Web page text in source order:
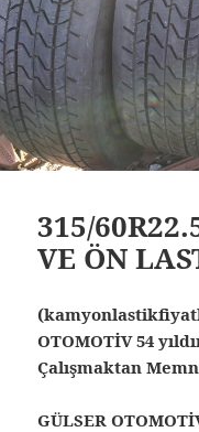
315/
VE ÖN
OTOMOTİV 54
Çalışmaktan
GÜLSER